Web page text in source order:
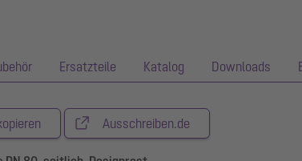
Ersatzteile Katalog Downloads
Ausschreiben.de